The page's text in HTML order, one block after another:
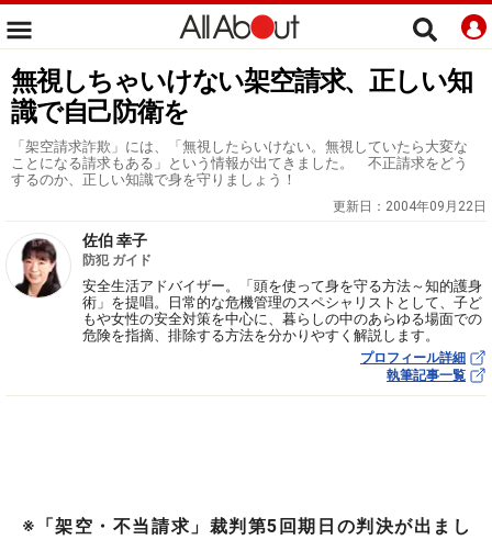
無視しちゃいけない架空請求、正しい知
識で自己防衛を
「架空請求詐欺」には、「無視したらいけない。無視していたら大変な
ことになる請求もある」という情報が出てきました。 不正請求をどう
するのか、正しい知識で身を守りましょう！
更新日： 2004年09月22日
佐伯 幸子
防犯 ガイド
安全生活アドバイザー。「頭を使って身を守る方法～知的護身
術」を提唱。日常的な危機管理のスペシャリストとして、子ど
もや女性の安全対策を中心に、暮らしの中のあらゆる場面での
危険を指摘、排除する方法を分かりやすく解説します。
プロフィール詳細
執筆記事一覧
※「架空・不当請求」裁判第5回期日の判決が出まし